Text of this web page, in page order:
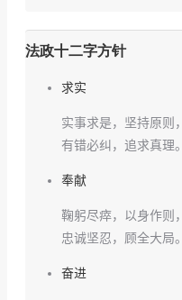
法政十二字方针
求实
实事求是，坚持原则，
有错必纠，追求真理。
奉献
鞠躬尽瘁，以身作则，
忠诚坚忍，顾全大局。
奋进